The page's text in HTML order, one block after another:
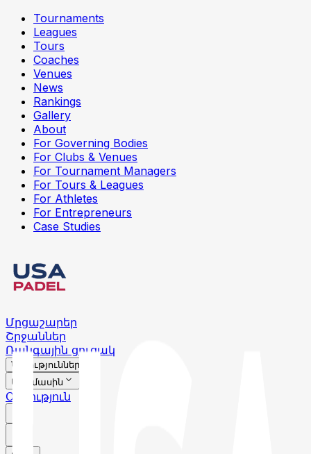
Tournaments
Leagues
Tours
Coaches
Venues
News
Rankings
Gallery
About
For Governing Bodies
For Clubs & Venues
For Tournament Managers
For Tours & Leagues
For Athletes
For Entrepreneurs
Case Studies
Մրցաշարեր
Շրջաններ
Ռանգային ցուցակ
Նորություններ
Մեր մասին
Օգնություն